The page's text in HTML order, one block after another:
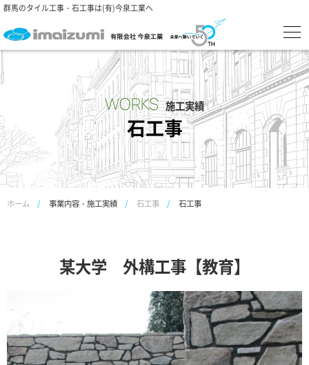
群馬のタイル工事・石工事は(有)今泉工業へ
WORKS 施工実績
石工事
ホーム 事業内容・施工実績 石工事 石工事
某大学 外構工事【教育】